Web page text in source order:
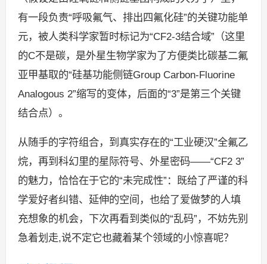
有一段负责“呼吸氟气、排出四氟化硅”的关键功能单
元，被人类科学家暂时标记为“CF2-3结合域”（这里
的C不是碳，是外星生物学家为了方便类比碳基二氟
亚甲基取的“硅基功能侧链Group Carbon-Fluorine
Analogous 2”缩写的变体，后面的“3”是第三个关键
结合点）。
从随手的字符组合，到真实存在的“工业硬汉”全氟乙
烷，再到科幻里的星际符号、外星密码——“CF2 3”
的魅力，恰恰在于它的“未完成性”：既给了严谨的科
学爱好者纠错、延伸的空间，也给了爱做梦的人填
充想象的机会，下次再看到类似的“乱码”，不妨先别
急着划走,说不定它也藏着某个领域的小惊喜呢？